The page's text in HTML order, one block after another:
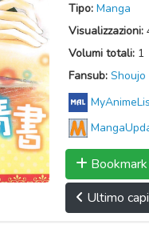
Tipo: Manga
Visualizzazioni:
Volumi totali: 1
Fansub:
Bookmark
Ultimo